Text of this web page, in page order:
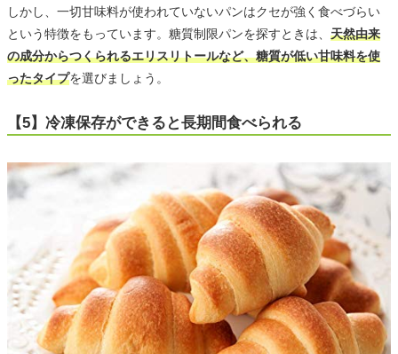
しかし、一切甘味料が使われていないパンはクセが強く食べづらい
という特徴をもっています。糖質制限パンを探すときは、 天然由来
の成分からつくられるエリスリトールなど、糖質が低い甘味料を使
ったタイプを選びましょう。
【5】冷凍保存ができると長期間食べられる